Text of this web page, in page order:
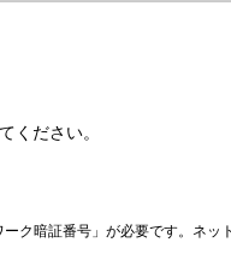
ください。
ク暗証番号」が必要です。ネッ